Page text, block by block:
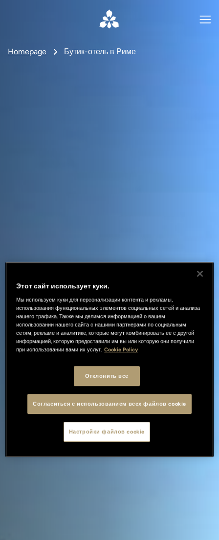
Homepage Бутик-отель в Риме
Этот сайт использует куки.
Мы используем куки для персонализации контента и рекламы,
использования функциональных элементов социальных сетей и анализа
нашего трафика. Также мы делимся информацией о вашем
использовании нашего сайта с нашими партнерами по социальным
сетям, рекламе и аналитике, которые могут комбинировать ее с другой
информацией, которую предоставили им вы или которую они получили
при использовании вами их услуг. Cookie Policy
Отклонить все
Согласиться с использованием всех файлов cookie
Настройки файлов cookie